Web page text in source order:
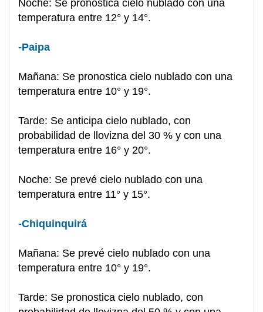
Noche: Se pronostica cielo nublado con una
temperatura entre 12° y 14°.
-Paipa
Mañana: Se pronostica cielo nublado con una
temperatura entre 10° y 19°.
Tarde: Se anticipa cielo nublado, con
probabilidad de llovizna del 30 % y con una
temperatura entre 16° y 20°.
Noche: Se prevé cielo nublado con una
temperatura entre 11° y 15°.
-Chiquinquirá
Mañana: Se prevé cielo nublado con una
temperatura entre 10° y 19°.
Tarde: Se pronostica cielo nublado, con